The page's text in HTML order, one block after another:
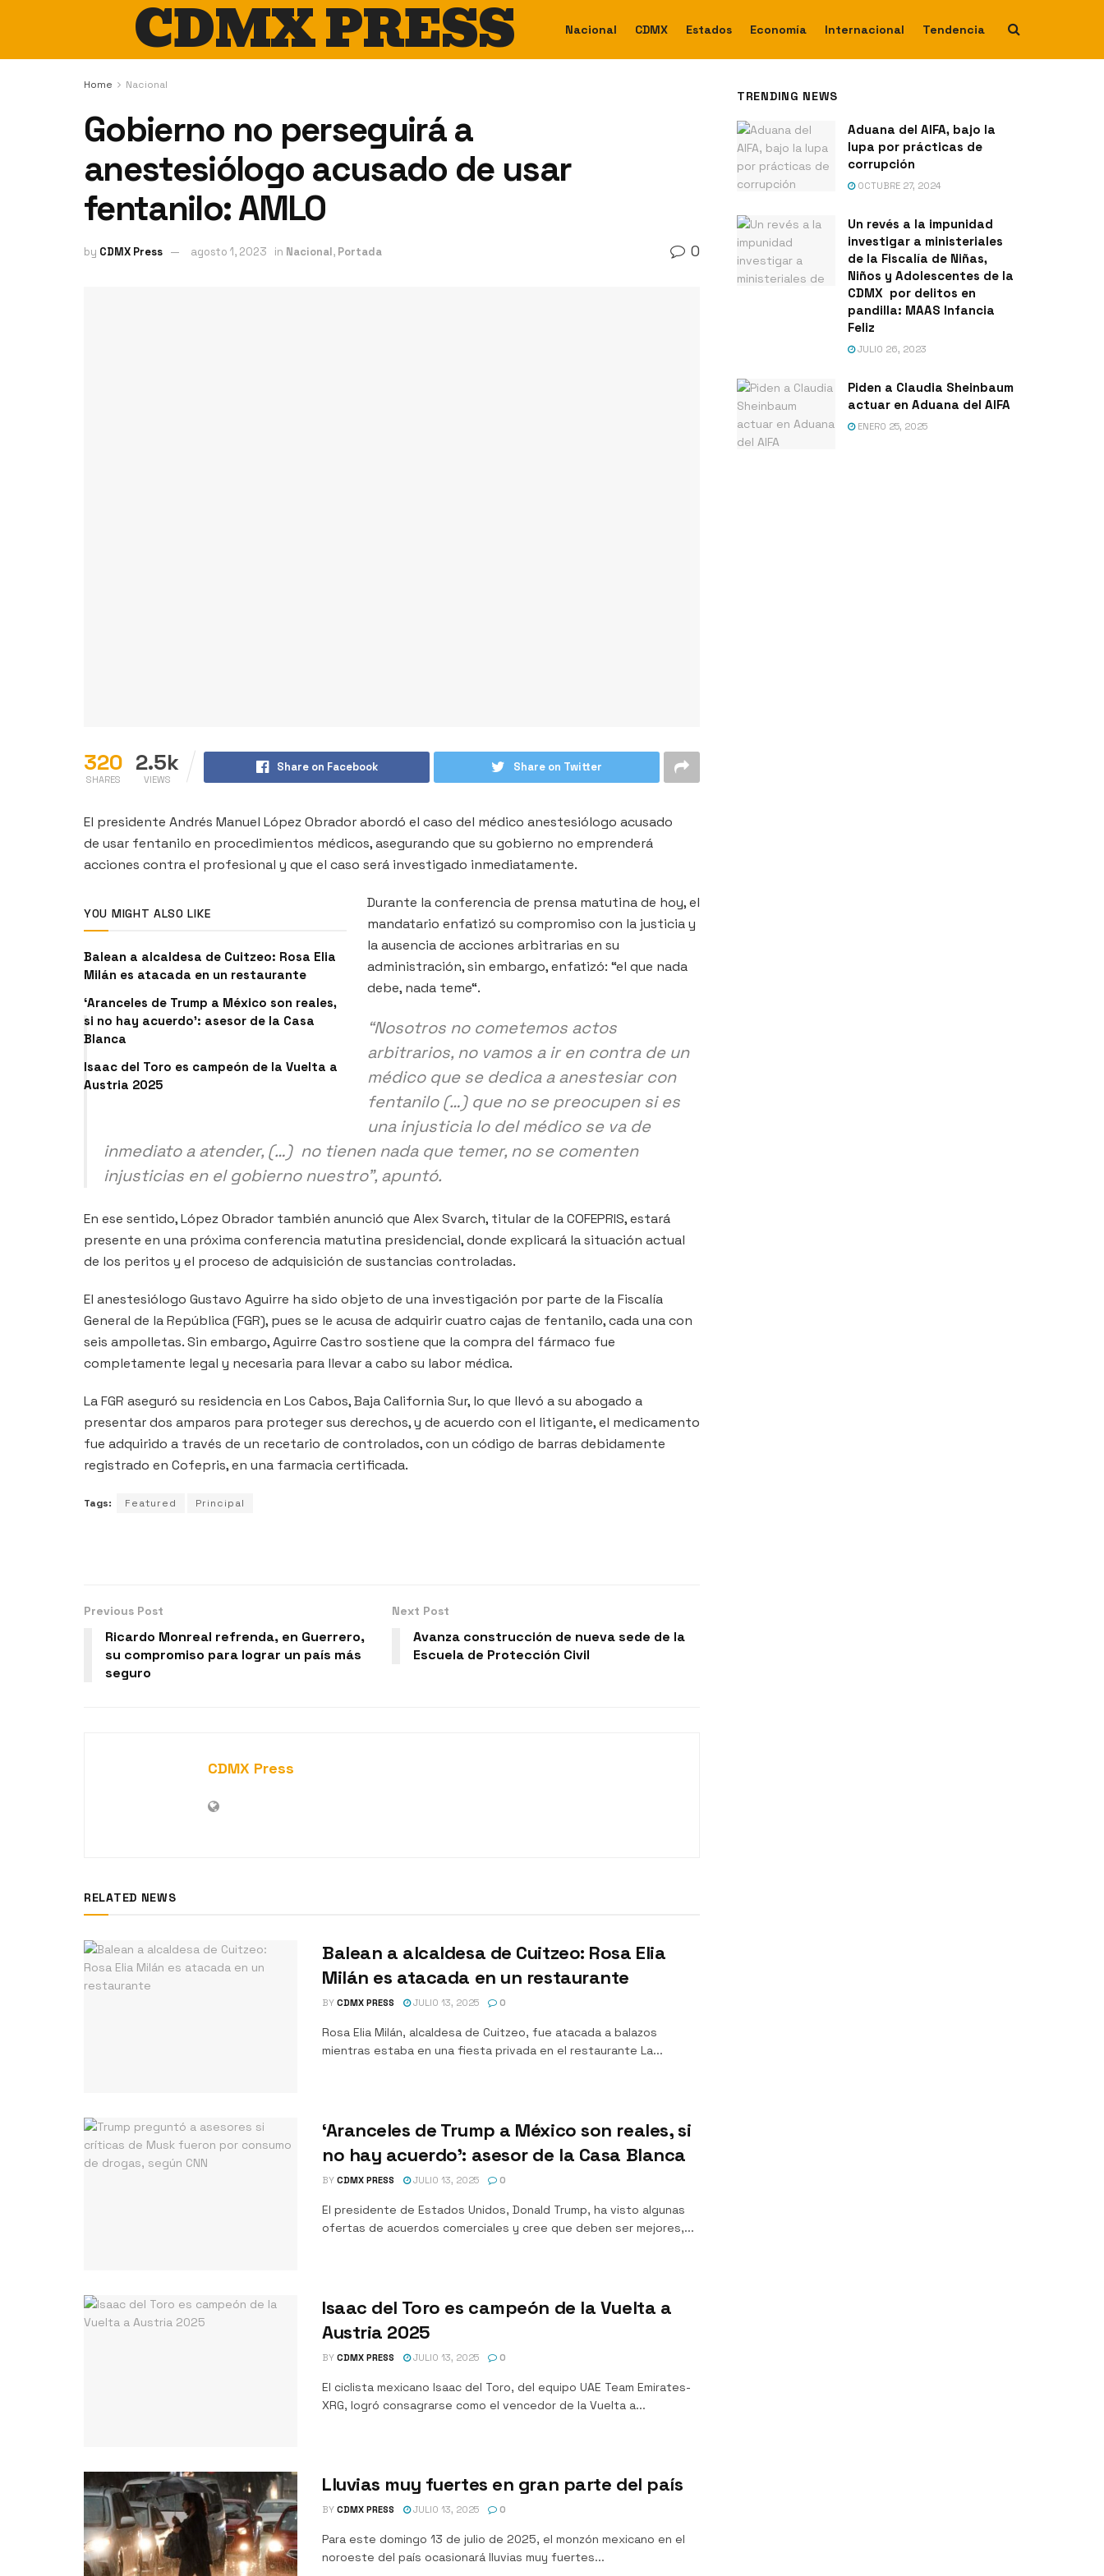
CDMX PRESS Nacional CDMX Estados Economía Internacional Tendencia
Home Nacional
Gobierno no perseguirá a
anestesiólogo acusado de usar
fentanilo: AMLO
by CDMX Press agosto 1, 2023 in Nacional, Portada 0
320
SHARES
2.5k
VIEWS
Share on Facebook Share on Twitter
El presidente Andrés Manuel López Obrador abordó el caso del médico anestesiólogo acusado
de usar fentanilo en procedimientos médicos, asegurando que su gobierno no emprenderá
acciones contra el profesional y que el caso será investigado inmediatamente.
YOU MIGHT ALSO LIKE
Balean a alcaldesa de Cuitzeo: Rosa Elia
Milán es atacada en un restaurante
‘Aranceles de Trump a México son reales,
si no hay acuerdo’: asesor de la Casa
Blanca
Isaac del Toro es campeón de la Vuelta a
Austria 2025
Durante la conferencia de prensa matutina de hoy, el
mandatario enfatizó su compromiso con la justicia y
la ausencia de acciones arbitrarias en su
administración, sin embargo, enfatizó: “el que nada
debe, nada teme“.
“Nosotros no cometemos actos
arbitrarios, no vamos a ir en contra de un
médico que se dedica a anestesiar con
fentanilo (…) que no se preocupen si es
una injusticia lo del médico se va de
inmediato a atender, (…) no tienen nada que temer, no se comenten
injusticias en el gobierno nuestro”, apuntó.
En ese sentido, López Obrador también anunció que Alex Svarch, titular de la COFEPRIS, estará
presente en una próxima conferencia matutina presidencial, donde explicará la situación actual
de los peritos y el proceso de adquisición de sustancias controladas.
El anestesiólogo Gustavo Aguirre ha sido objeto de una investigación por parte de la Fiscalía
General de la República (FGR), pues se le acusa de adquirir cuatro cajas de fentanilo, cada una con
seis ampolletas. Sin embargo, Aguirre Castro sostiene que la compra del fármaco fue
completamente legal y necesaria para llevar a cabo su labor médica.
La FGR aseguró su residencia en Los Cabos, Baja California Sur, lo que llevó a su abogado a
presentar dos amparos para proteger sus derechos, y de acuerdo con el litigante, el medicamento
fue adquirido a través de un recetario de controlados, con un código de barras debidamente
registrado en Cofepris, en una farmacia certificada.
Tags: Featured Principal
Previous Post
Ricardo Monreal refrenda, en Guerrero,
su compromiso para lograr un país más
seguro
Next Post
Avanza construcción de nueva sede de la
Escuela de Protección Civil
CDMX Press
RELATED NEWS
Balean a alcaldesa de Cuitzeo: Rosa Elia
Milán es atacada en un restaurante
BY CDMX PRESS JULIO 13, 2025 0
Rosa Elia Milán, alcaldesa de Cuitzeo, fue atacada a balazos
mientras estaba en una fiesta privada en el restaurante La...
‘Aranceles de Trump a México son reales, si
no hay acuerdo’: asesor de la Casa Blanca
BY CDMX PRESS JULIO 13, 2025 0
El presidente de Estados Unidos, Donald Trump, ha visto algunas
ofertas de acuerdos comerciales y cree que deben ser mejores,...
Isaac del Toro es campeón de la Vuelta a
Austria 2025
BY CDMX PRESS JULIO 13, 2025 0
El ciclista mexicano Isaac del Toro, del equipo UAE Team Emirates-
XRG, logró consagrarse como el vencedor de la Vuelta a...
Lluvias muy fuertes en gran parte del país
BY CDMX PRESS JULIO 13, 2025 0
Para este domingo 13 de julio de 2025, el monzón mexicano en el
noroeste del país ocasionará lluvias muy fuertes...
TRENDING NEWS
Aduana del AIFA, bajo la
lupa por prácticas de
corrupción
OCTUBRE 27, 2024
Un revés a la impunidad
investigar a ministeriales
de la Fiscalía de Niñas,
Niños y Adolescentes de la
CDMX por delitos en
pandilla: MAAS Infancia
Feliz
JULIO 26, 2023
Piden a Claudia Sheinbaum
actuar en Aduana del AIFA
ENERO 25, 2025